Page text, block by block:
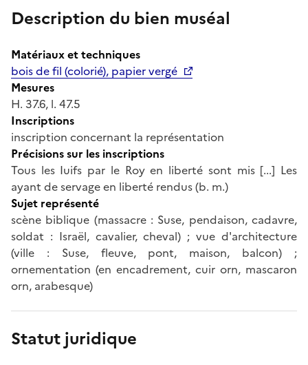
Description du bien muséal
Matériaux et techniques
bois de fil (colorié), papier vergé
Mesures
H. 37.6, l. 47.5
Inscriptions
inscription concernant la représentation
Précisions sur les inscriptions
Tous les Iuifs par le Roy en liberté sont mis [...] Les
ayant de servage en liberté rendus (b. m.)
Sujet représenté
scène biblique (massacre : Suse, pendaison, cadavre,
soldat : Israël, cavalier, cheval) ; vue d'architecture
(ville : Suse, fleuve, pont, maison, balcon) ;
ornementation (en encadrement, cuir orn, mascaron
orn, arabesque)
Statut juridique